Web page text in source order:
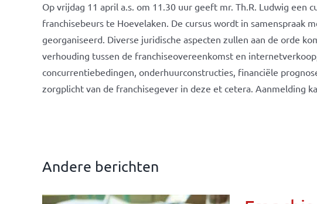
Op vrijdag 11 april a.s. om 11.30 uur geeft mr. Th.R. Ludwig een
franchisebeurs te Hoevelaken. De cursus wordt in samenspraak
georganiseerd. Diverse juridische aspecten zullen aan de orde
verhouding tussen de franchiseovereenkomst en
concurrentiebedingen, onderhuurconstructies, financiële
zorgplicht van de franchisegever in deze et cetera. Aanmelding
Andere berichten